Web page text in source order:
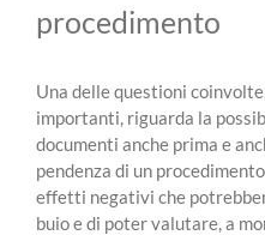
procedimento
Una delle questioni
importanti, riguarda la
documenti anche prima e
pendenza di un
effetti negativi che
buio e di poter valutare, a